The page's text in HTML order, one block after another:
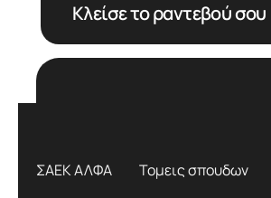
Κλείσε το ραντεβού σου
ΣΑΕΚ ΑΛΦΑ Τομεις σπουδων